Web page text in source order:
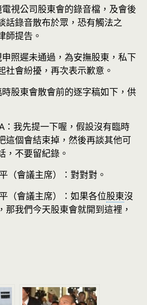
視公司股東會的錄音檔，及會後
話錄音散布於眾，恐有觸法之
師提告。
照遲未通過，為安撫股東，私下
社會紛擾，再次表示歉意。
股東會散會前的逐字稿如下，供
我先提一下喔，假設沒有臨時
這個會結束掉，然後再談其他可
，不要留紀錄。
會議主席）：對對對。
（會議主席）：如果各位股東沒
那我們今天股東會就開到這裡，